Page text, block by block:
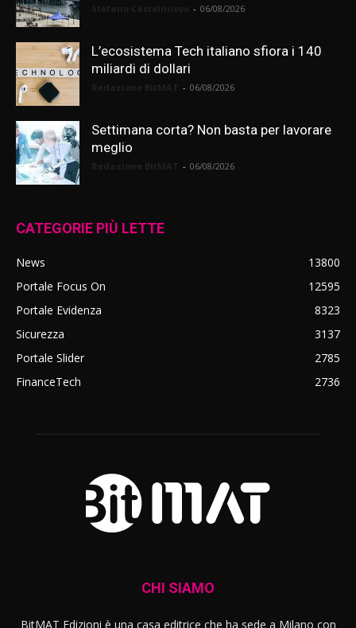
- 06/08/2026
L’ecosistema Tech italiano sfiora i 140
miliardi di dollari
- 06/08/2026
Settimana corta? Non basta per lavorare
meglio
- 06/08/2026
CATEGORIE PIÙ LETTE
News
13800
Portale Focus On
12595
Portale Evidenza
8323
Sicurezza
3137
Portale Slider
2785
FinanceTech
2736
CHI SIAMO
BitMAT Edizioni è una casa editrice che ha sede a Milano con